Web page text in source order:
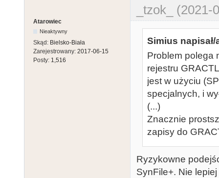
_tzok_
Atarowiec
Nieaktywny
Skąd: Bielsko-Biała
Zarejestrowany: 2017-06-15
Posty: 1,516
Simius napisał/
Problem polega
rejestru
jest w użyciu
specjalnych, i
(...)
Znacznie
zapisy do
Ryzykowne
SynFile+. Nie